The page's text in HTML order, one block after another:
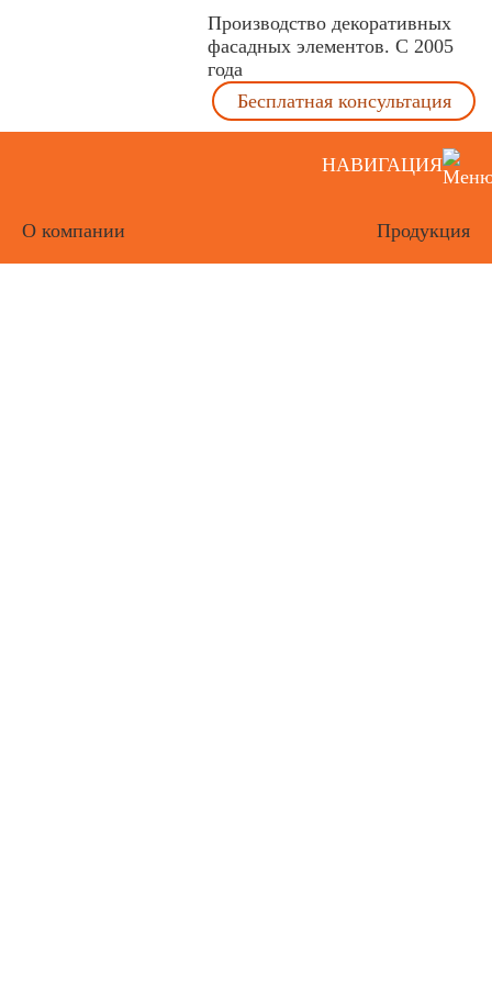
Производство декоративных
фасадных элементов. С 2005
года
Бесплатная консультация
НАВИГАЦИЯ
О компании Продукция